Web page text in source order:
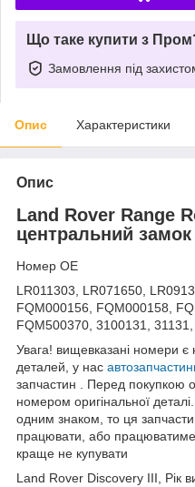
Що таке купити з
Замовлення під
Опис Характеристики
Опис
Land Rover Range
центральний замок
Номер OE
LR011303, LR071650,
FQM000156, FQM000158,
FQM500370, 3100131,
Увага! вищевказані номери
деталей, у нас
запчастин . Перед покупкою
номером оригінальної
одним знаком, то ця
працювати, або
краще не купувати
Land Rover Discovery III, Рік